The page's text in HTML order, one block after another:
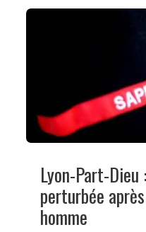
Lyon-Part-
perturbée
homme